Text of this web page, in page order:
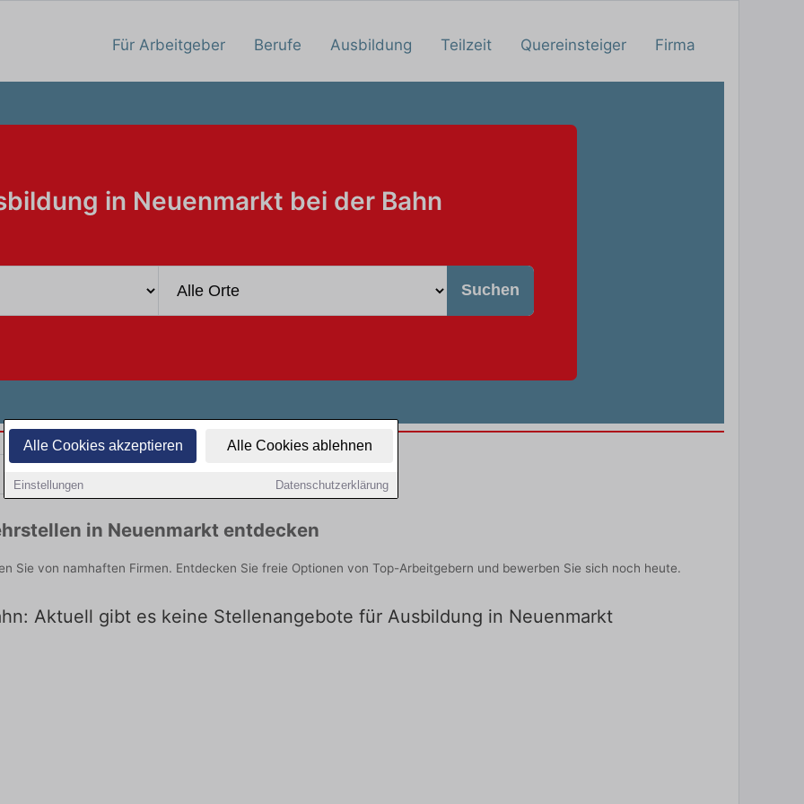
Alle Cookies akzeptieren Alle Cookies ablehnen
Einstellungen Datenschutzerklärung
Für Arbeitgeber Berufe Ausbildung Teilzeit Quereinsteiger Firma
in Neuenmarkt bei der Bahn
Suchen
in Neuenmarkt entdecken
Sie von namhaften Firmen. Entdecken Sie freie Optionen von Top-Arbeitgebern und bewerben Sie sich noch heute.
Aktuell gibt es keine Stellenangebote für Ausbildung in Neuenmarkt